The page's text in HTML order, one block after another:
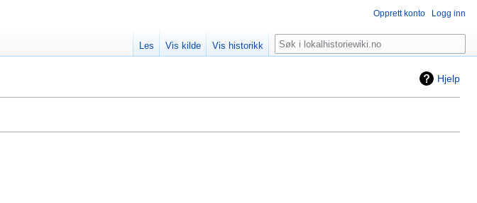
Hjelp
Opprett konto Logg inn
Les Vis kilde Vis historikk Søk